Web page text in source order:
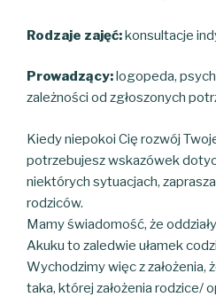
Rodzaje zajęć:konsultacje
Prowadzący:logopeda,
zależności od zgłoszonych
Kiedy niepokoi Cię rozwój
potrzebujesz wskazówek
niektórych sytuacjach,
rodziców.
Mamy świadomość, że
Akuku to zaledwie ułamek
Wychodzimy więc z założenia,
taka, której założenia rodzice/